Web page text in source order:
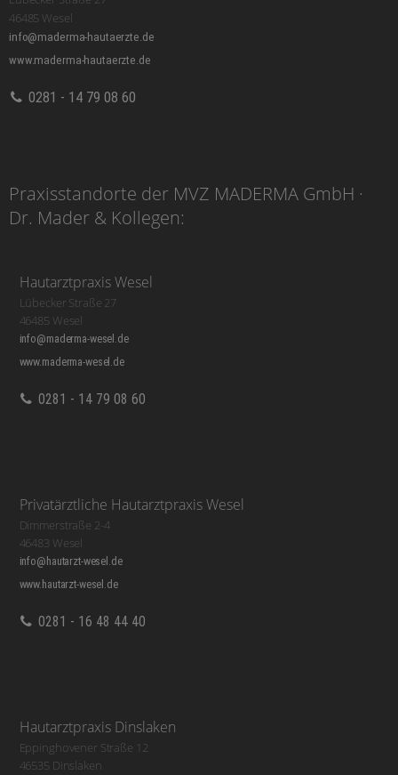
46485 Wesel
info@maderma-hautaerzte.de
www.maderma-hautaerzte.de
0281 - 14 79 08 60
Praxisstandorte der MVZ MADERMA GmbH ·
Dr. Mader & Kollegen:
Hautarztpraxis Wesel
Lübecker Straße 27
46485 Wesel
info@maderma-wesel.de
www.maderma-wesel.de
0281 - 14 79 08 60
Privatärztliche Hautarztpraxis Wesel
Dimmerstraße 2-4
46483 Wesel
info@hautarzt-wesel.de
www.hautarzt-wesel.de
0281 - 16 48 44 40
Hautarztpraxis Dinslaken
Eppinghovener Straße 12
46535 Dinslaken